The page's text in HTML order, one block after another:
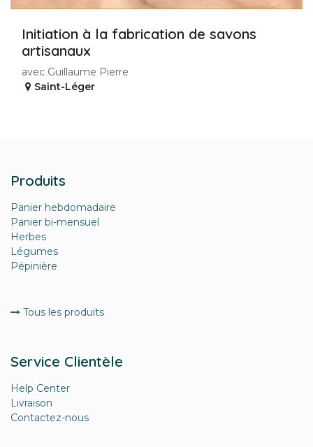
Initiation à la fabrication de savons
artisanaux
avec Guillaume Pierre
Saint-Léger
Produits
Panier hebdomadaire
Panier bi-mensuel
Herbes
Légumes
Pépinière
Tous les produits
Service Clientèle
Help Center
Livraison
Contactez-nous